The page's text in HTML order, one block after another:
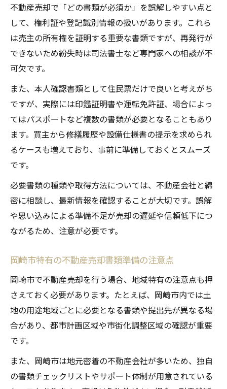
不動産売却で「どの書類が必須か」を誤解しやすい点と
して、権利証や登記識別情報の扱いがあります。これら
は売主の所有権を証明する重要な書類ですが、再発行が
できないため紛失時は司法書士など専門家への相談が不
可欠です。
また、本人確認書類として住民票だけで良いと考えがち
ですが、実際には印鑑証明書や運転免許証、場合によっ
てはパスポートなど複数の書類が必要となることもあり
ます。買主から修繕履歴や設備仕様書の提示を求められ
るケースも増えており、事前に準備しておくとスムーズ
です。
必要書類の種類や取得方法については、不動産会社と綿
密に相談し、最新情報を確認することが大切です。誤解
や思い込みによる準備不足が売却の遅延や信頼低下につ
ながるため、注意が必要です。
岡崎市特有の不動産売却書類準備の注意点
岡崎市で不動産売却を行う場合、地域特有の注意点も押
さえておく必要があります。たとえば、岡崎市内では土
地の用途地域ごとに必要となる書類や提出先が異なる場
合があり、都市計画区域や市街化調整区域の確認が重要
です。
また、岡崎市は地元密着の不動産会社が多いため、独自
の書類チェックリストやサポート体制が用意されている